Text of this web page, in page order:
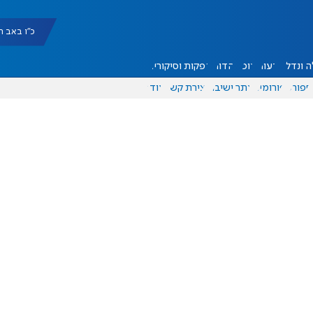
כ"ו באב
ונדל"ן דעות אוכל יהדות הפקות וסיקורים
ספורט פורומים אתר ישיבה יצירת קשר עוד